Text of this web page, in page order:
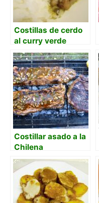
Costillas de cerdo
al curry verde
Costillar asado a la
Chilena